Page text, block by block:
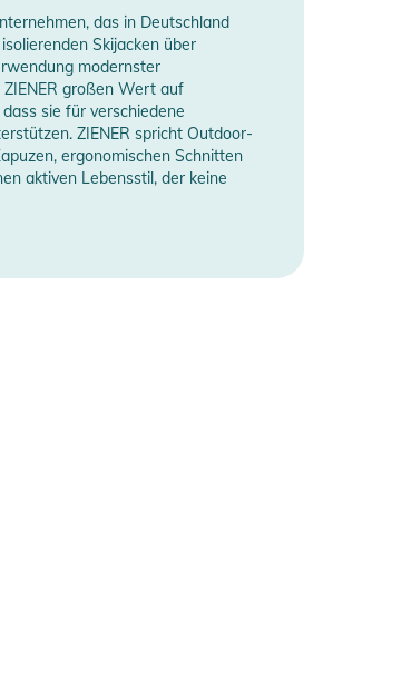
das in Deutschland
Skijacken über
modernster
großen Wert auf
sie für verschiedene
ZIENER spricht Outdoor-
ergonomischen Schnitten
aktiven Lebensstil, der keine